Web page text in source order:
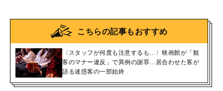
こちらの記事もおすすめ
〈スタッフが何度も注意するも…〉映画館が「観
客のマナー違反」で異例の謝罪…居合わせた客が
語る迷惑客の一部始終